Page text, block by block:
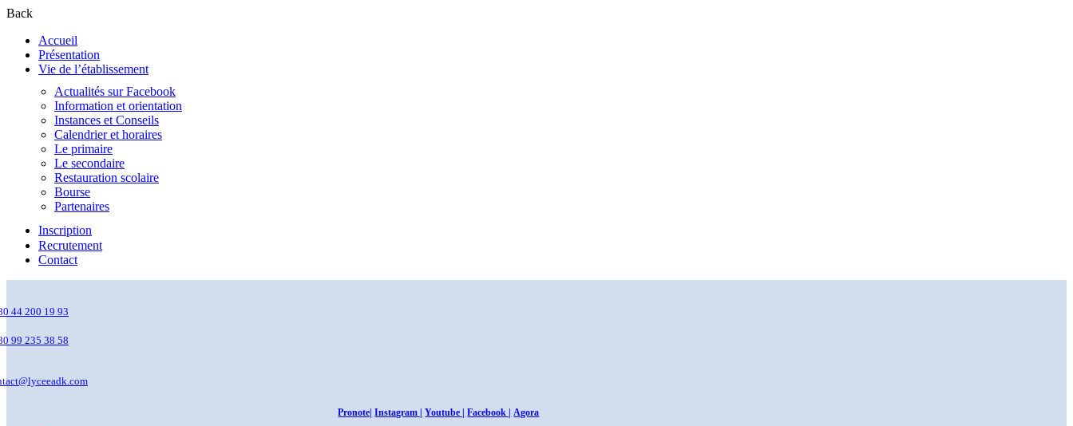
Back
Accueil
Présentation
Vie de l’établissement
Actualités sur Facebook
Information et orientation
Instances et Conseils
Calendrier et horaires
Le primaire
Le secondaire
Restauration scolaire
Bourse
Partenaires
Inscription
Recrutement
Contact
44 200 19 93
99 235 38 58
Pronote| Instagram | Youtube | Facebook | Agora